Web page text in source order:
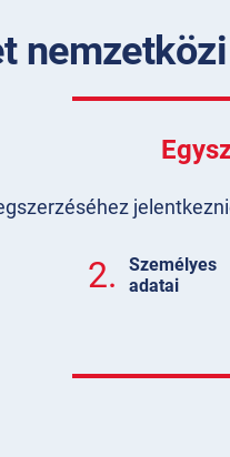
2.
Személyes
adatai